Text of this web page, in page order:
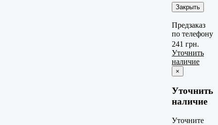
Закрыть
Предзаказ
по телефону
241 грн.
Уточнить
наличие
×
Уточнить
наличие
Уточните